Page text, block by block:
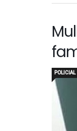
POLICIAL